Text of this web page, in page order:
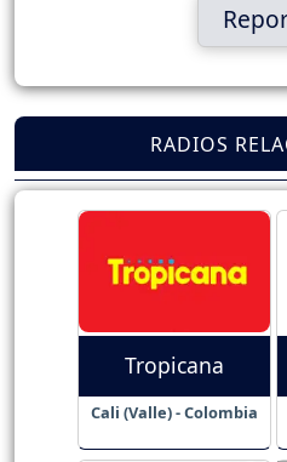
RADIOS
Tropicana
Cali (Valle) - Colombia